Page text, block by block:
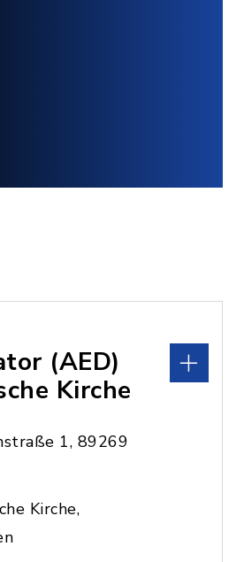
(AED)
Kirche
1, 89269
Kirche,